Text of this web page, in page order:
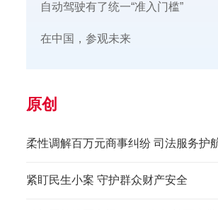
自动驾驶有了统一“准入门槛”
在中国，参观未来
原创
柔性调解百万元商事纠纷 司法服务护
紧盯民生小案 守护群众财产安全